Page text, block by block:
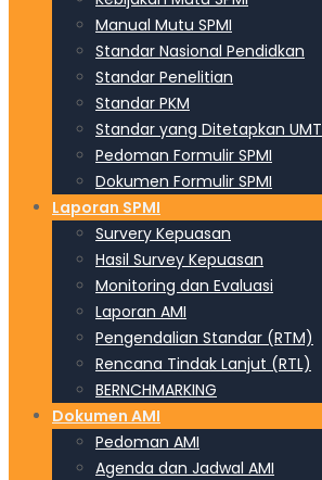
Manual Mutu SPMI
Standar Nasional Pendidkan
Standar Penelitian
Standar PKM
Standar yang Ditetapkan UMT
Pedoman Formulir SPMI
Dokumen Formulir SPMI
Laporan SPMI
Survery Kepuasan
Hasil Survey Kepuasan
Monitoring dan Evaluasi
Laporan AMI
Pengendalian Standar (RTM)
Rencana Tindak Lanjut (RTL)
BERNCHMARKING
Dokumen AMI
Pedoman AMI
Agenda dan Jadwal AMI